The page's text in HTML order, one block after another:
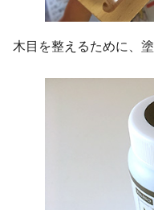
木目を整えるために、